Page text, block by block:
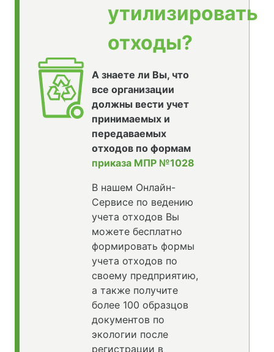
утилизировать
отходы?
А знаете ли Вы, что
все организации
должны вести учет
принимаемых и
передаваемых
отходов по формам
приказа МПР №1028
В нашем Онлайн-
Сервисе по ведению
учета отходов Вы
можете бесплатно
формировать формы
учета отходов по
своему предприятию,
а также получите
более 100 образцов
документов по
экологии после
регистрации в